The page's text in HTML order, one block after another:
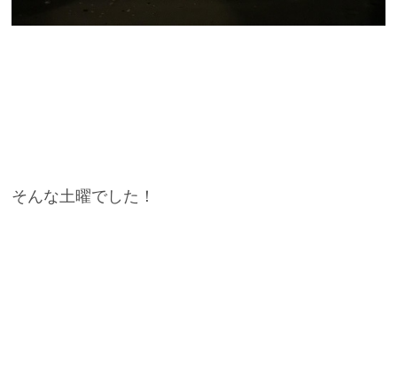
そんな土曜でした！